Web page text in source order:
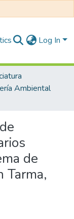
Log In
Ambiental
de
Tarma,